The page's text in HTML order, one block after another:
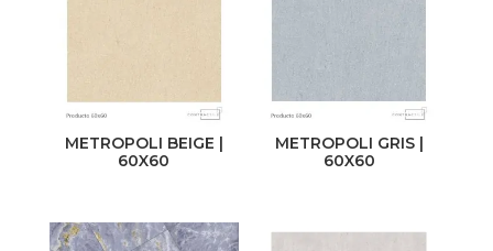
Piso
Acabado
Mate
Medida
60 x 60
METROPOLI BEIGE |
60X60
METROPOLI GRIS |
60X60